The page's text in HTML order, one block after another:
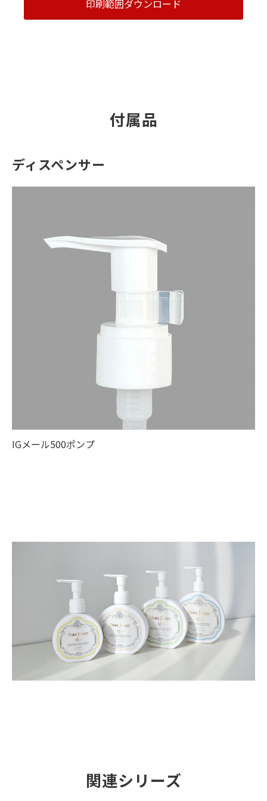
印刷範囲ダウンロード
付属品
ディスペンサー
IGメール500ポンプ
関連シリーズ